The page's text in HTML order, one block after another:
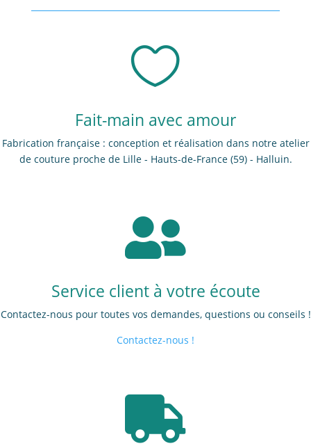

Fait-main avec amour
Fabrication française : conception et réalisation dans notre atelier
de couture proche de Lille - Hauts-de-France (59) - Halluin.

Service client à votre écoute
Contactez-nous pour toutes vos demandes, questions ou conseils !
Contactez-nous !
